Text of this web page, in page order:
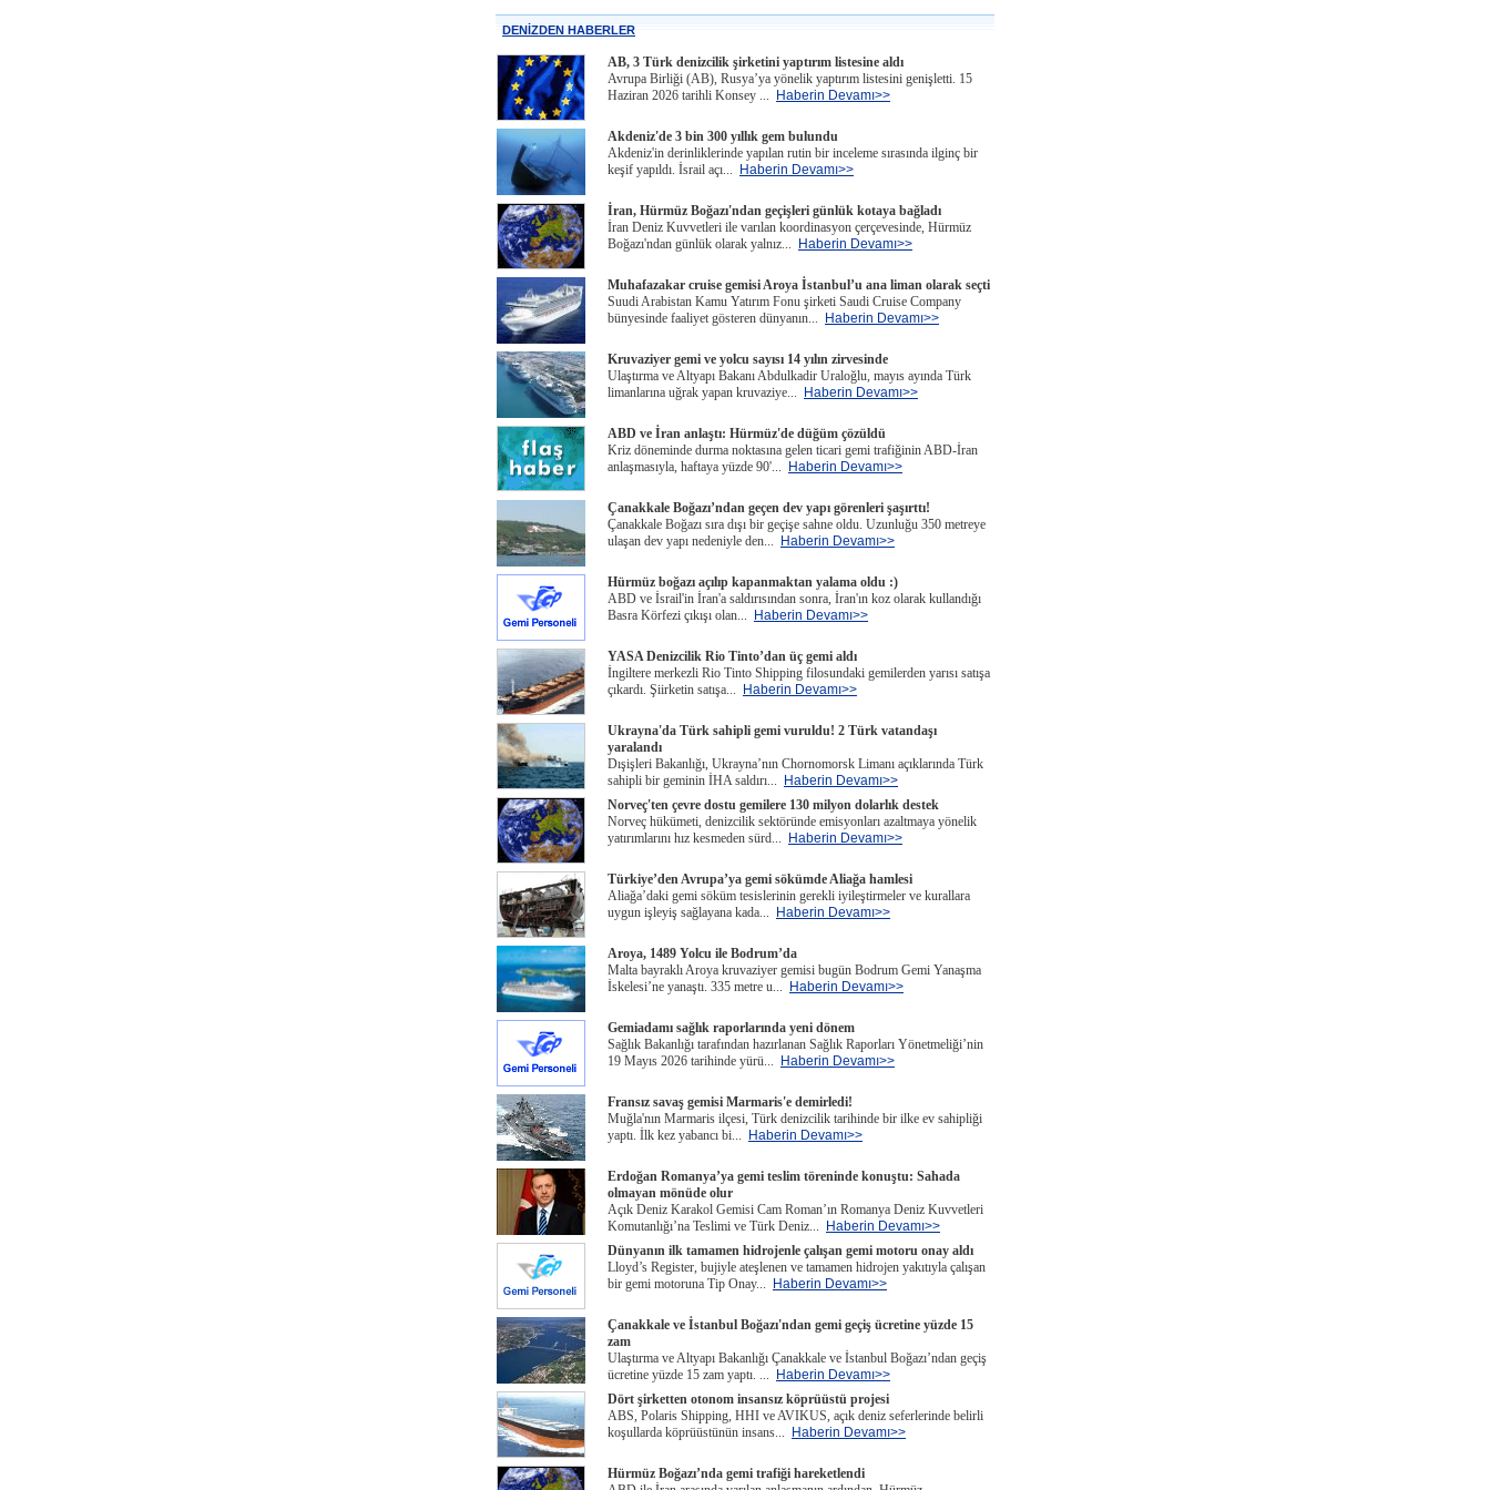
DENİZDEN HABERLER
AB, 3 Türk denizcilik şirketini yaptırım listesine aldı
Avrupa Birliği (AB), Rusya’ya yönelik yaptırım listesini genişletti. 15
Haziran 2026 tarihli Konsey ...
Haberin Devamı>>
Akdeniz'de 3 bin 300 yıllık gem bulundu
Akdeniz'in derinliklerinde yapılan rutin bir inceleme sırasında ilginç bir
keşif yapıldı. İsrail açı...
Haberin Devamı>>
İran, Hürmüz Boğazı'ndan geçişleri günlük kotaya bağladı
İran Deniz Kuvvetleri ile varılan koordinasyon çerçevesinde, Hürmüz
Boğazı'ndan günlük olarak yalnız...
Haberin Devamı>>
Muhafazakar cruise gemisi Aroya İstanbul’u ana liman olarak seçti
Suudi Arabistan Kamu Yatırım Fonu şirketi Saudi Cruise Company
bünyesinde faaliyet gösteren dünyanın...
Haberin Devamı>>
Kruvaziyer gemi ve yolcu sayısı 14 yılın zirvesinde
Ulaştırma ve Altyapı Bakanı Abdulkadir Uraloğlu, mayıs ayında Türk
limanlarına uğrak yapan kruvaziye...
Haberin Devamı>>
ABD ve İran anlaştı: Hürmüz'de düğüm çözüldü
Kriz döneminde durma noktasına gelen ticari gemi trafiğinin ABD-İran
anlaşmasıyla, haftaya yüzde 90'...
Haberin Devamı>>
Çanakkale Boğazı’ndan geçen dev yapı görenleri şaşırttı!
Çanakkale Boğazı sıra dışı bir geçişe sahne oldu. Uzunluğu 350 metreye
ulaşan dev yapı nedeniyle den...
Haberin Devamı>>
Hürmüz boğazı açılıp kapanmaktan yalama oldu :)
ABD ve İsrail'in İran'a saldırısından sonra, İran'ın koz olarak kullandığı
Basra Körfezi çıkışı olan...
Haberin Devamı>>
YASA Denizcilik Rio Tinto’dan üç gemi aldı
İngiltere merkezli Rio Tinto Shipping filosundaki gemilerden yarısı satışa
çıkardı. Şiirketin satışa...
Haberin Devamı>>
Ukrayna'da Türk sahipli gemi vuruldu! 2 Türk vatandaşı
yaralandı
Dışişleri Bakanlığı, Ukrayna’nın Chornomorsk Limanı açıklarında Türk
sahipli bir geminin İHA saldırı...
Haberin Devamı>>
Norveç'ten çevre dostu gemilere 130 milyon dolarlık destek
Norveç hükümeti, denizcilik sektöründe emisyonları azaltmaya yönelik
yatırımlarını hız kesmeden sürd...
Haberin Devamı>>
Türkiye’den Avrupa’ya gemi sökümde Aliağa hamlesi
Aliağa’daki gemi söküm tesislerinin gerekli iyileştirmeler ve kurallara
uygun işleyiş sağlayana kada...
Haberin Devamı>>
Aroya, 1489 Yolcu ile Bodrum’da
Malta bayraklı Aroya kruvaziyer gemisi bugün Bodrum Gemi Yanaşma
İskelesi’ne yanaştı. 335 metre u...
Haberin Devamı>>
Gemiadamı sağlık raporlarında yeni dönem
Sağlık Bakanlığı tarafından hazırlanan Sağlık Raporları Yönetmeliği’nin
19 Mayıs 2026 tarihinde yürü...
Haberin Devamı>>
Fransız savaş gemisi Marmaris'e demirledi!
Muğla'nın Marmaris ilçesi, Türk denizcilik tarihinde bir ilke ev sahipliği
yaptı. İlk kez yabancı bi...
Haberin Devamı>>
Erdoğan Romanya’ya gemi teslim töreninde konuştu: Sahada
olmayan mönüde olur
Açık Deniz Karakol Gemisi Cam Roman’ın Romanya Deniz Kuvvetleri
Komutanlığı’na Teslimi ve Türk Deniz...
Haberin Devamı>>
Dünyanın ilk tamamen hidrojenle çalışan gemi motoru onay aldı
Lloyd’s Register, bujiyle ateşlenen ve tamamen hidrojen yakıtıyla çalışan
bir gemi motoruna Tip Onay...
Haberin Devamı>>
Çanakkale ve İstanbul Boğazı'ndan gemi geçiş ücretine yüzde 15
zam
Ulaştırma ve Altyapı Bakanlığı Çanakkale ve İstanbul Boğazı’ndan geçiş
ücretine yüzde 15 zam yaptı. ...
Haberin Devamı>>
Dört şirketten otonom insansız köprüüstü projesi
ABS, Polaris Shipping, HHI ve AVIKUS, açık deniz seferlerinde belirli
koşullarda köprüüstünün insans...
Haberin Devamı>>
Hürmüz Boğazı’nda gemi trafiği hareketlendi